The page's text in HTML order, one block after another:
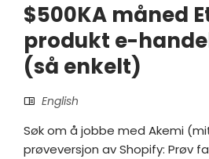
$500KA måned
produkt e-
(så enkelt)
English
Søk om å jobbe med Akemi
prøveversjon av Shopify: Prøv